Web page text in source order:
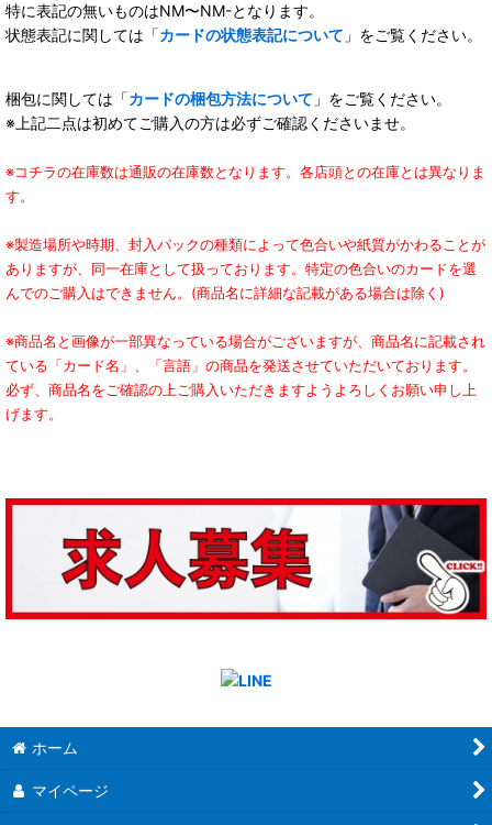
特に表記の無いものはNM〜NM-となります。
状態表記に関しては「カードの状態表記について 」をご覧ください。
梱包に関しては「カードの梱包方法について 」をご覧ください。
※上記二点は初めてご購入の方は必ずご確認くださいませ。
※コチラの在庫数は通販の在庫数となります。各店頭との在庫とは異なりま
す。
※製造場所や時期、封入パックの種類によって色合いや紙質がかわることが
ありますが、同一在庫として扱っております。特定の色合いのカードを選
んでのご購入はできません。(商品名に詳細な記載がある場合は除く)
※商品名と画像が一部異なっている場合がございますが、商品名に記載され
ている「カード名」、「言語」の商品を発送させていただいております。
必ず、商品名をご確認の上ご購入いただきますようよろしくお願い申し上
げます。
ホーム
マイページ